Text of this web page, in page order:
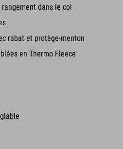
dans le col
rabat et protège-menton
en Thermo Fleece